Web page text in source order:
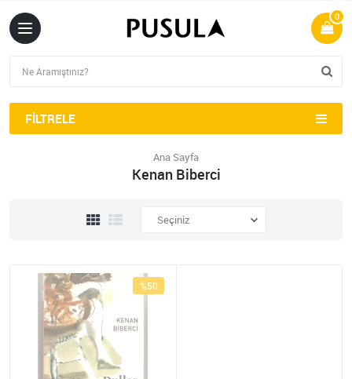
0
FILTRELE
Ana Sayfa
Kenan Biberci
%50